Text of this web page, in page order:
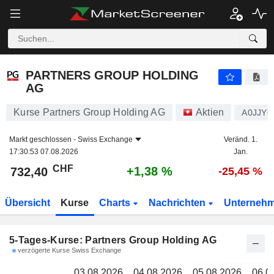
PARTNERS GROUP HOLDING AG 732,40
PARTNERS GROUP HOLDING
AG
Kurse Partners Group Holding AG Aktien A0JJY6
Markt geschlossen - Swiss Exchange
17:30:53 07.08.2026
Veränd. 1.
Jan.
732,40 CHF +1,38 % -25,45 %
Übersicht Kurse Charts Nachrichten
5-Tages-Kurse: Partners Group Holding AG
verzögerte Kurse Swiss Exchange